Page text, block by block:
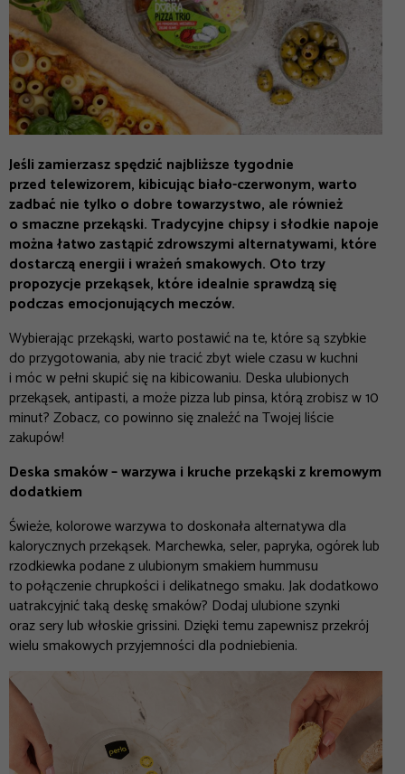
Jeśli zamierzasz spędzić najbliższe tygodnie
przed telewizorem, kibicując biało-czerwonym, warto
zadbać nie tylko o dobre towarzystwo, ale również
o smaczne przekąski. Tradycyjne chipsy i słodkie napoje
można łatwo zastąpić zdrowszymi alternatywami, które
dostarczą energii i wrażeń smakowych. Oto trzy
propozycje przekąsek, które idealnie sprawdzą się
podczas emocjonujących meczów.
Wybierając przekąski, warto postawić na te, które są szybkie
do przygotowania, aby nie tracić zbyt wiele czasu w kuchni
i móc w pełni skupić się na kibicowaniu. Deska ulubionych
przekąsek, antipasti, a może pizza lub pinsa, którą zrobisz w 10
minut? Zobacz, co powinno się znaleźć na Twojej liście
zakupów!
Deska smaków – warzywa i kruche przekąski z kremowym
dodatkiem
Świeże, kolorowe warzywa to doskonała alternatywa dla
kalorycznych przekąsek. Marchewka, seler, papryka, ogórek lub
rzodkiewka podane z ulubionym smakiem hummusu
to połączenie chrupkości i delikatnego smaku. Jak dodatkowo
uatrakcyjnić taką deskę smaków? Dodaj ulubione szynki
oraz sery lub włoskie grissini. Dzięki temu zapewnisz przekrój
wielu smakowych przyjemności dla podniebienia.